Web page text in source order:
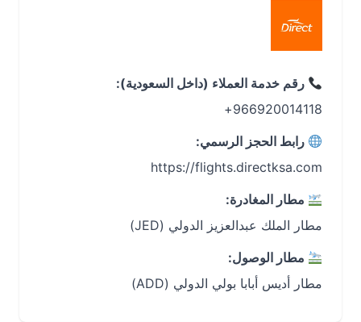
رقم خدمة العملاء (داخل السعودية):
966920014118+
رابط الحجز الرسمي:
https://flights.directksa.com
مطار المغادرة:
مطار الملك عبدالعزيز الدولي (JED)
مطار الوصول:
مطار أديس أبابا بولي الدولي (ADD)